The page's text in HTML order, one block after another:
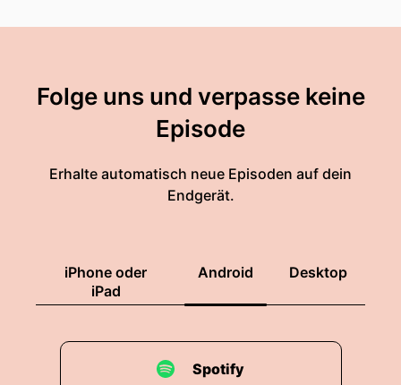
Folge uns und verpasse keine
Episode
Erhalte automatisch neue Episoden auf dein
Endgerät.
iPhone oder
iPad
Android Desktop
Spotify